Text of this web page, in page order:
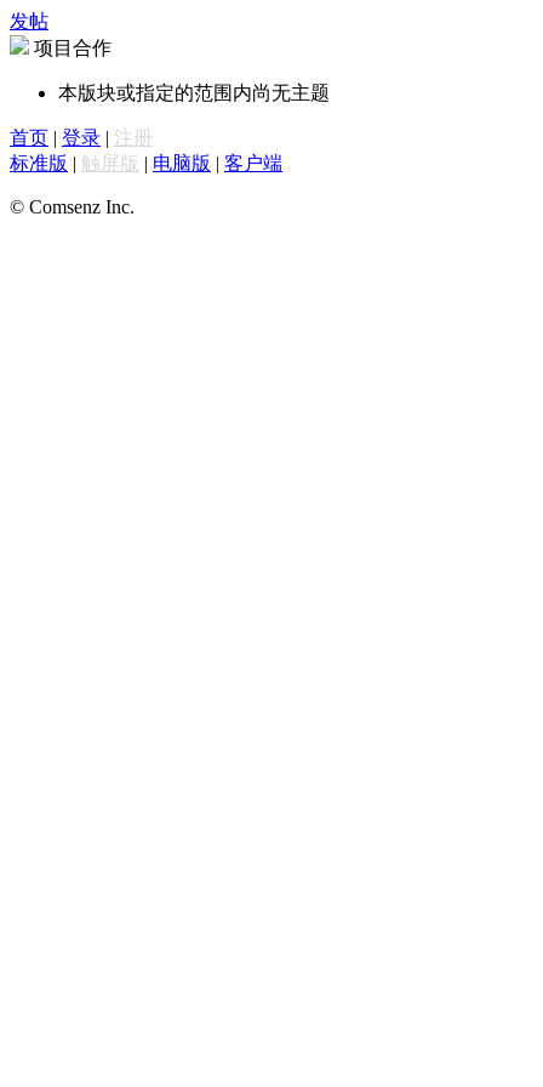
发帖
项目合作
本版块或指定的范围内尚无主题
首页 | 登录 | 注册
标准版 | 触屏版 | 电脑版 | 客户端
© Comsenz Inc.